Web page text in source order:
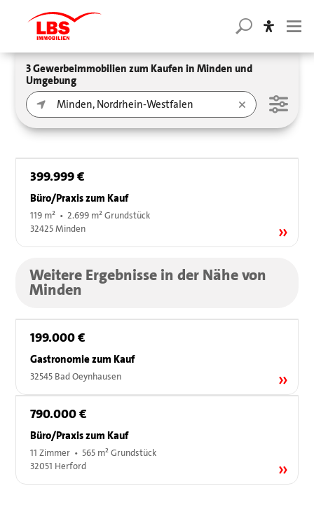
3 Gewerbeimmobilien zum Kaufen in Minden und
Umgebung
399.999 €
Büro/Praxis zum Kauf
119 m² • 2.699 m² Grundstück
32425 Minden
Weitere Ergebnisse in der Nähe von
Minden
199.000 €
Gastronomie zum Kauf
32545 Bad Oeynhausen
790.000 €
Büro/Praxis zum Kauf
11 Zimmer • 565 m² Grundstück
32051 Herford